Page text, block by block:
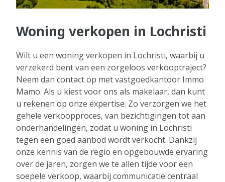
Woning verkopen in Lochristi
Wilt u een woning verkopen in Lochristi, waarbij u
verzekerd bent van een zorgeloos verkooptraject?
Neem dan contact op met vastgoedkantoor Immo
Mamo. Als u kiest voor ons als makelaar, dan kunt
u rekenen op onze expertise. Zo verzorgen we het
gehele verkoopproces, van bezichtigingen tot aan
onderhandelingen, zodat u woning in Lochristi
tegen een goed aanbod wordt verkocht. Dankzij
onze kennis van de regio en opgebouwde ervaring
over de jaren, zorgen we te allen tijde voor een
soepele verkoop, waarbij communicatie centraal